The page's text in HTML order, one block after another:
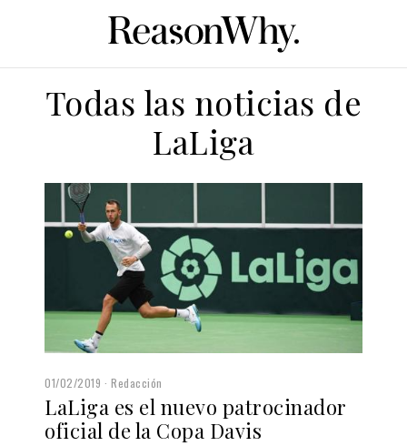
Todas las noticias de
LaLiga
01/02/2019 Redacción
LaLiga es el nuevo patrocinador
oficial de la Copa Davis